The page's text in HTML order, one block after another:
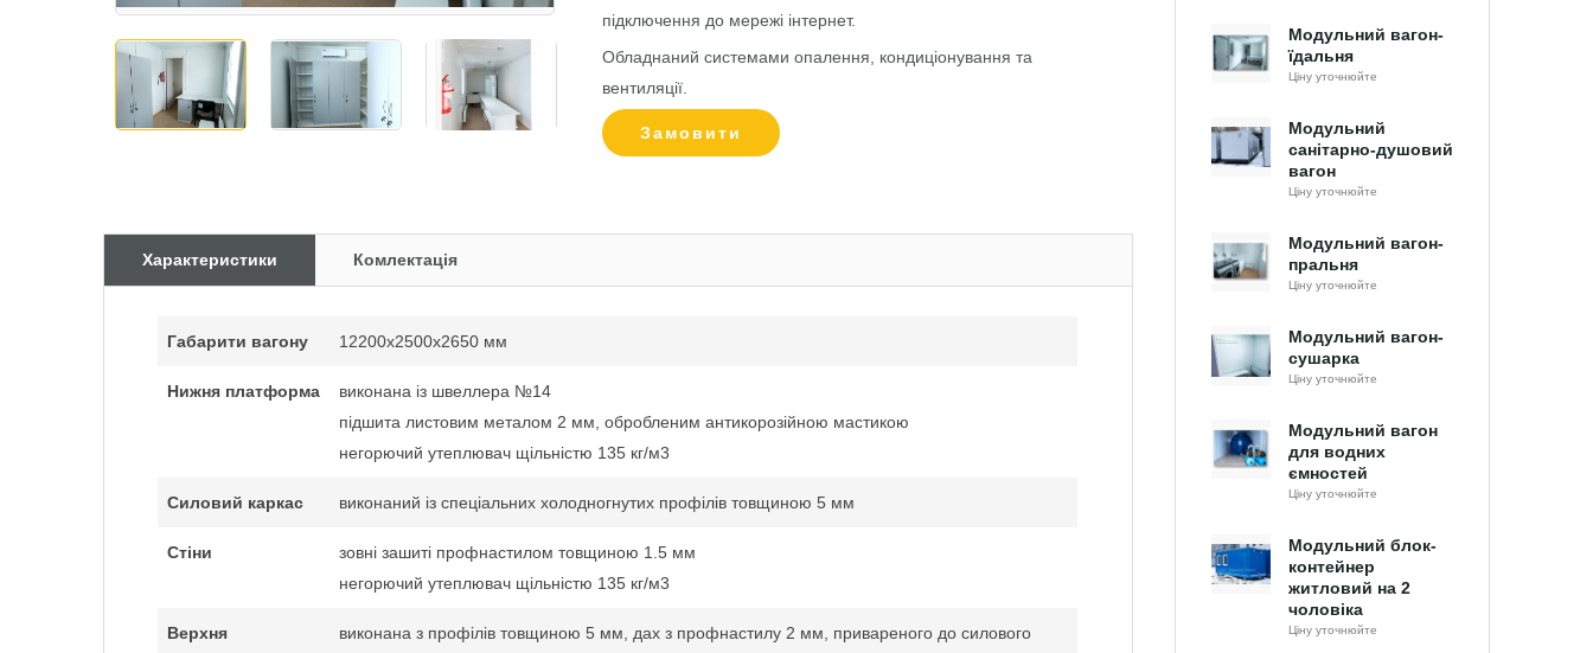
підключення до мережі інтернет.
Обладнаний системами опалення, кондиціонування та
вентиляції.
Замовити
Характеристики Комлектація
Габарити вагону 12200x2500x2650 мм
Нижня платформа
виконана із швеллера №14
підшита листовим металом 2 мм, обробленим антикорозійною мастикою
негорючий утеплювач щільністю 135 кг/м3
Силовий каркас виконаний із спеціальних холодногнутих профілів товщиною 5 мм
Стіни
зовні зашиті профнастилом товщиною 1.5 мм
негорючий утеплювач щільністю 135 кг/м3
Верхня
виконана з профілів товщиною 5 мм, дах з профнастилу 2 мм, привареного до силового
Модульний вагон-
їдальня
Ціну уточнюйте
Модульний
санітарно-душовий
вагон
Ціну уточнюйте
Модульний вагон-
пральня
Ціну уточнюйте
Модульний вагон-
сушарка
Ціну уточнюйте
Модульний вагон
для водних
ємностей
Ціну уточнюйте
Модульний блок-
контейнер
житловий на 2
чоловіка
Ціну уточнюйте